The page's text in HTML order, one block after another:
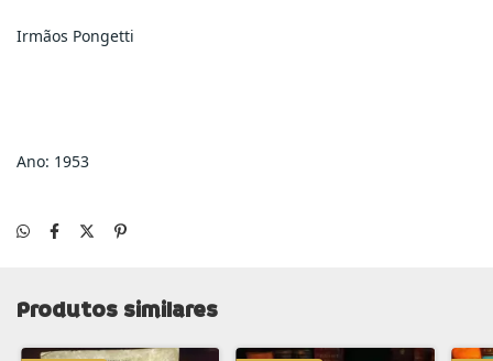
Irmãos Pongetti
Ano: 1953
Produtos similares